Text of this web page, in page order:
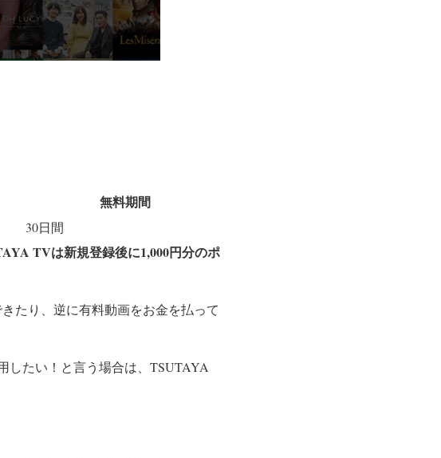
無料期間
30日間
TVは新規登録後に1,000円分のポ
たり、逆に有料動画をお金を払って
したい！と言う場合は、TSUTAYA